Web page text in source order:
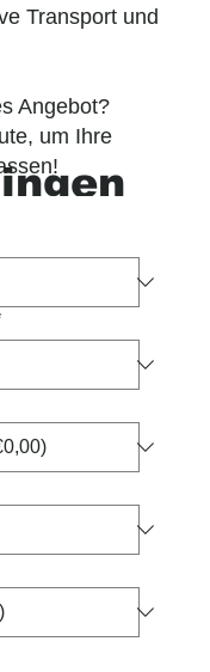
Transport und
Angebot?
um Ihre